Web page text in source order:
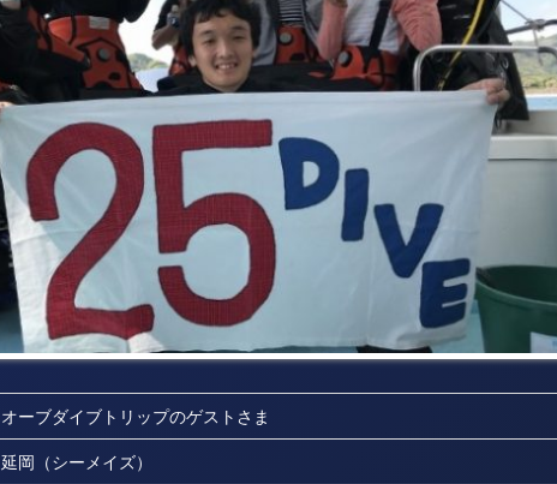
オーブダイブトリップのゲストさま
延岡（シーメイズ）